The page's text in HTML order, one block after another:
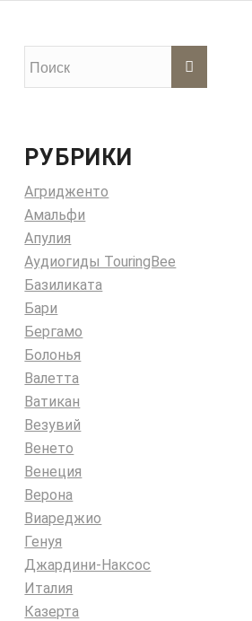
РУБРИКИ
Агридженто
Амальфи
Апулия
Аудиогиды TouringBee
Базиликата
Бари
Бергамо
Болонья
Валетта
Ватикан
Везувий
Венето
Венеция
Верона
Виареджио
Генуя
Джардини-Наксос
Италия
Казерта